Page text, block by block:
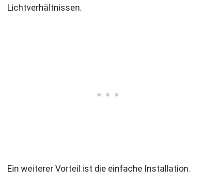
Lichtverhältnissen.
Ein weiterer Vorteil ist die einfache Installation.